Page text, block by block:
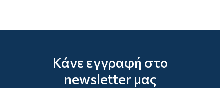
Κάνε εγγραφή στο
newsletter μας